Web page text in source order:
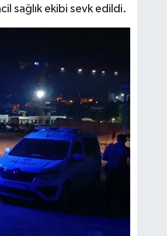
sağlık ekibi sevk edildi.